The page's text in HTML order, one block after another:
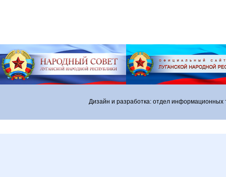
Дизайн и разработка: отдел информационных